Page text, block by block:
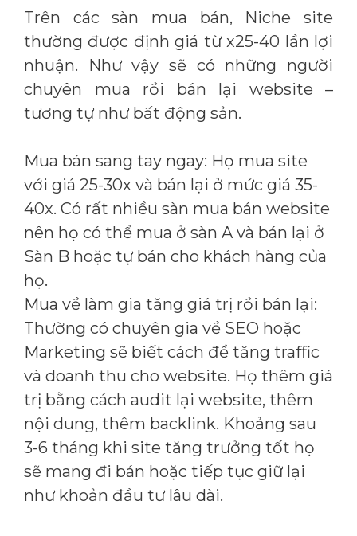
Trên các sàn mua bán, Niche site
thường được định giá từ x25-40 lần lợi
nhuận. Như vậy sẽ có những người
chuyên mua rồi bán lại website –
tương tự như bất động sản.
Mua bán sang tay ngay: Họ mua site
với giá 25-30x và bán lại ở mức giá 35-
40x. Có rất nhiều sàn mua bán website
nên họ có thể mua ở sàn A và bán lại ở
Sàn B hoặc tự bán cho khách hàng của
họ.
Mua về làm gia tăng giá trị rồi bán lại:
Thường có chuyên gia về SEO hoặc
Marketing sẽ biết cách để tăng traffic
và doanh thu cho website. Họ thêm giá
trị bằng cách audit lại website, thêm
nội dung, thêm backlink. Khoảng sau
3-6 tháng khi site tăng trưởng tốt họ
sẽ mang đi bán hoặc tiếp tục giữ lại
như khoản đầu tư lâu dài.